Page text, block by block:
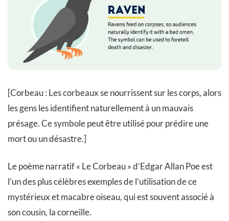
[Corbeau : Les corbeaux se nourrissent sur les corps, alors
les gens les identifient naturellement à un mauvais
présage. Ce symbole peut être utilisé pour prédire une
mort ou un désastre.]
Le poème narratif « Le Corbeau » d’Edgar Allan Poe est
l’un des plus célèbres exemples de l’utilisation de ce
mystérieux et macabre oiseau, qui est souvent associé à
son cousin, la corneille.